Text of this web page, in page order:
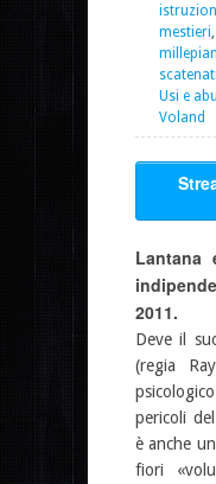
mestieri
scatenati
Usi e
Voland
Lantana
2011.
Deve il
(regia
pericoli
è anche
fiori